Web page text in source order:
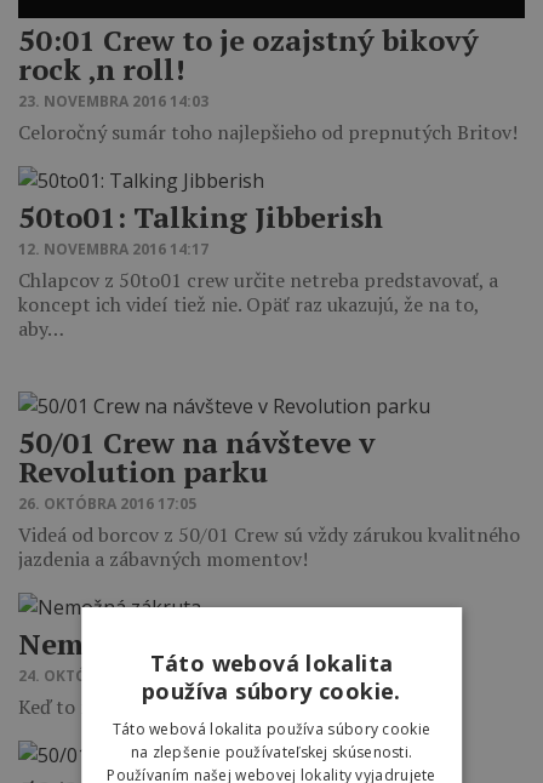
50:01 Crew to je ozajstný bikový
rock ‚n roll!
23. NOVEMBRA 2016 14:03
Celoročný sumár toho najlepšieho od prepnutých Britov!
50to01: Talking Jibberish
12. NOVEMBRA 2016 14:17
Chlapcov z 50to01 crew určite netreba predstavovať, a
koncept ich videí tiež nie. Opäť raz ukazujú, že na to,
aby…
50/01 Crew na návšteve v
Revolution parku
26. OKTÓBRA 2016 17:05
Videá od borcov z 50/01 Crew sú vždy zárukou kvalitného
jazdenia a zábavných momentov!
Nemožná zákruta
24. OKTÓBRA 2016 15:03
Keď to nejde, tak to nejde!
Táto webová lokalita
používa súbory cookie.
Táto webová lokalita používa súbory cookie
na zlepšenie používateľskej skúsenosti.
Používaním našej webovej lokality vyjadrujete